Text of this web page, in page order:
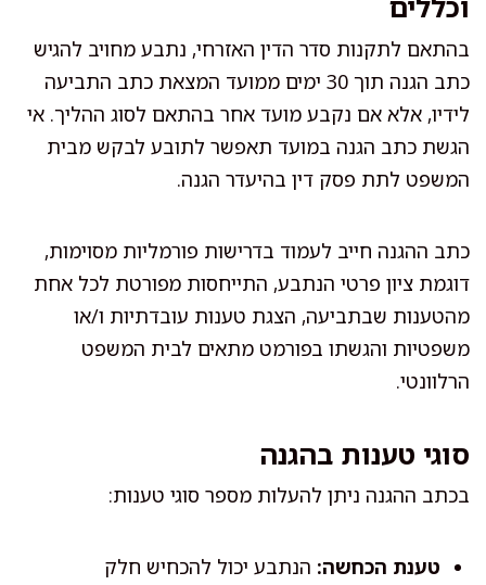
בהתאם לתקנות סדר הדין האזרחי, נתבע מחויב להגיש
כתב הגנה תוך 30 ימים ממועד המצאת כתב התביעה
לידיו, אלא אם נקבע מועד אחר בהתאם לסוג ההליך. אי
הגשת כתב הגנה במועד תאפשר לתובע לבקש מבית
המשפט לתת פסק דין בהיעדר הגנה.
כתב ההגנה חייב לעמוד בדרישות פורמליות מסוימות,
דוגמת ציון פרטי הנתבע, התייחסות מפורטת לכל אחת
מהטענות שבתביעה, הצגת טענות עובדתיות ו/או
משפטיות והגשתו בפורמט מתאים לבית המשפט
הרלוונטי.
סוגי טענות בהגנה
בכתב ההגנה ניתן להעלות מספר סוגי טענות:
טענת הכחשה: הנתבע יכול להכחיש חלק